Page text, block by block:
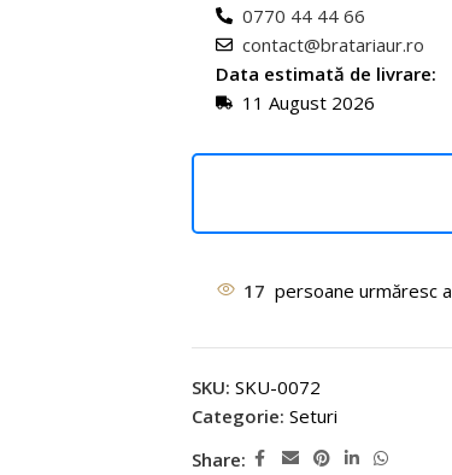
0770 44 44 66
contact@bratariaur.ro
Data estimată de livrare:
11 August 2026
17 persoane urmăresc
SKU: SKU-0072
Categorie: Seturi
Share: